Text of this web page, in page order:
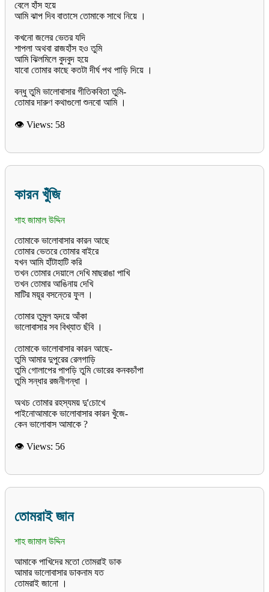
বেলে হাঁস হয়ে
আমি ঝাপ দিব বাতাসে তোমাকে সাথে নিয়ে ।
কখনো জলের ভেতর যদি
শাপলা অথবা রাজহাঁস হও তুমি
আমি ঝিলমিলে বুদবুদ হয়ে
যাবো তোমার কাছে কতটা দীর্ঘ পথ পাড়ি দিয়ে ।
বন্ধু তুমি ভালোবাসার গীতিকবিতা তুমি-
👁 Views: 58
কারন খুঁজি
শাহ জামাল উদ্দিন
তোমাকে ভালোবাসার কারন আছে
তোমার ভেতরে তোমার বাইরে
যখন আমি হাঁটাহাটি করি
তখন তোমার দেয়ালে দেখি মাছরাঙা পাখি
তখন তোমার আঙিনায় দেখি
মাটির ময়ূর বসন্তের ফুল ।
তোমার তুমুল হৃদয়ে আঁকা
ভালোবাসার সব বিখ্যাত ছঁবি ।
তোমাকে ভালোবাসার কারন আছে-
তুমি আমার দুপুরের রেলগাড়ি
তুমি গোলাপের পাপড়ি তুমি ভোরের কনকচাঁপা
তুমি সন্ধার রজনীগন্ধা ।
অথচ তোমার রহস্যময় দু'চোখে
পাইনােআমাকে ভালোবাসার কারন খুঁজে-
👁 Views: 56
তোমরাই জান
শাহ জামাল উদ্দিন
আমাকে পাখিদের মতো তোমরাই ডাক
আমার ভালোবাসার ডাকনাম যত
তোমরাই জানো ।